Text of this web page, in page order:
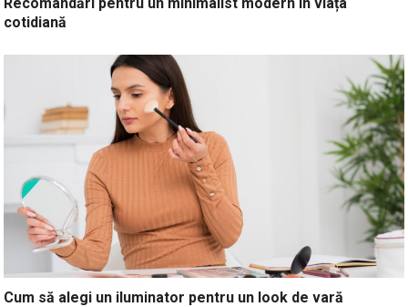
cotidiană
Cum să alegi un iluminator pentru un look de vară